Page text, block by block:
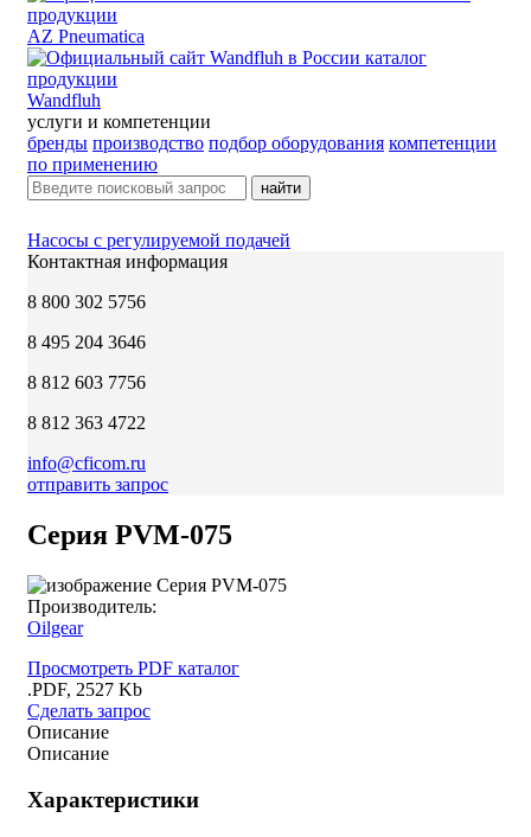
AZ Pneumatica
Wandfluh
услуги и компетенции
бренды производство подбор оборудования компетенции
по применению
найти
Насосы с регулируемой подачей
Контактная информация
8 800 302 5756
8 495 204 3646
8 812 603 7756
8 812 363 4722
info@cficom.ru
отправить запрос
Серия PVM-075
Производитель:
Oilgear
Просмотреть PDF каталог
.PDF, 2527 Kb
Сделать запрос
Описание
Описание
Характеристики